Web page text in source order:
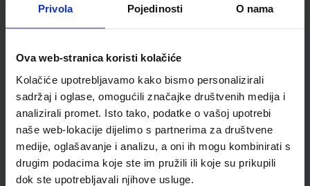
Privola Pojedinosti O nama
Ova web-stranica koristi kolačiće
Kolačiće upotrebljavamo kako bismo personalizirali
sadržaj i oglase, omogućili značajke društvenih medija i
analizirali promet. Isto tako, podatke o vašoj upotrebi
naše web-lokacije dijelimo s partnerima za društvene
medije, oglašavanje i analizu, a oni ih mogu kombinirati s
drugim podacima koje ste im pružili ili koje su prikupili
dok ste upotrebljavali njihove usluge.
Omot PVC za školske
udžbenike; dimenzije
413x277; tip 157